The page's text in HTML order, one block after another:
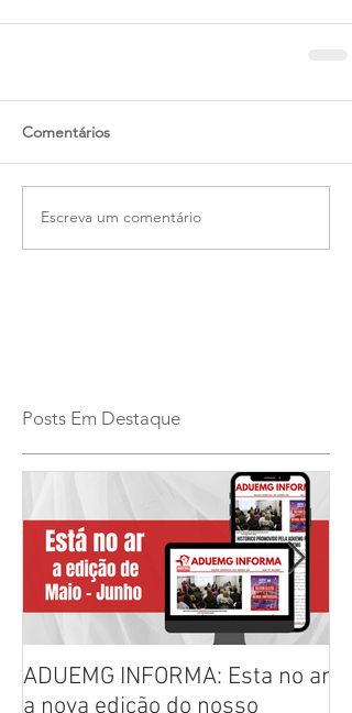
Comentários
Escreva um comentário
Posts Em Destaque
ADUEMG INFORMA: Esta no ar
a nova edição do nosso